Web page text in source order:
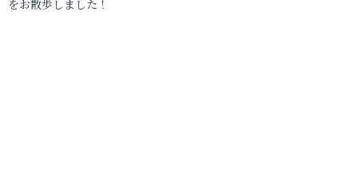
をお散歩しました！